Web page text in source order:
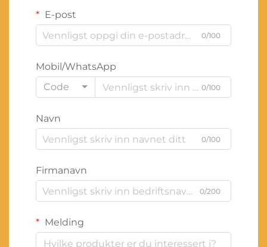
E-post
0/100
Mobil/WhatsApp
Code
0/100
Navn
0/100
Firmanavn
0/200
Melding